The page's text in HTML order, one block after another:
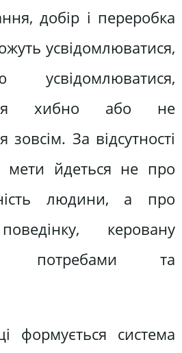
добір і переробка
усвідомлюватися,
хибно або не
зовсім. За відсутності
мети йдеться не про
людини, а про
керовану
потребами та
формується система